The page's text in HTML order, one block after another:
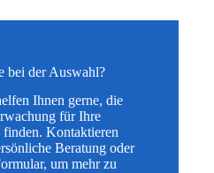
bei der Auswahl?
Ihnen gerne, die
für Ihre
Kontaktieren
Beratung oder
um mehr zu